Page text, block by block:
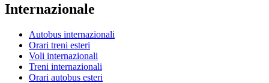
Internazionale
Autobus internazionali
Orari treni esteri
Voli internazionali
Treni internazionali
Orari autobus esteri